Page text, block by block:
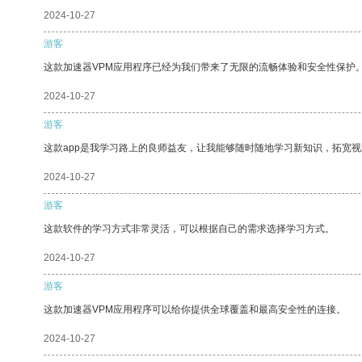
2024-10-27
游客
这款加速器VPM应用程序已经为我们带来了无限的流畅体验和安全性保护
2024-10-27
游客
这款app是我学习路上的良师益友，让我能够随时随地学习新知识，拓宽
2024-10-27
游客
这款软件的学习方式非常灵活，可以根据自己的需求选择学习方式。
2024-10-27
游客
这款加速器VPM应用程序可以给你提供全球覆盖和最高安全性的连接。
2024-10-27